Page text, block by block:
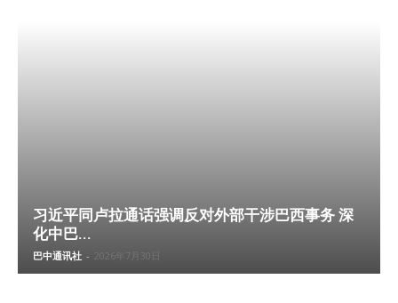
习近平同卢拉通话强调反对外部干涉巴西事务 深
化中巴...
巴中通讯社 - 2026年7月30日